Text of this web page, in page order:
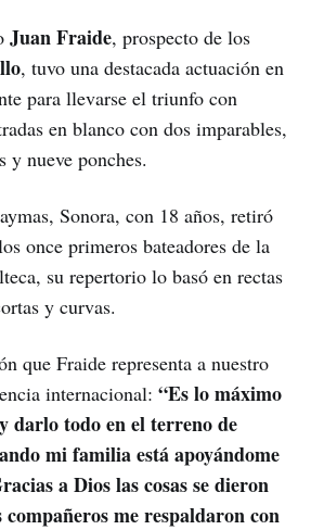
Juan Fraide, prospecto de los
, tuvo una destacada actuación en
para llevarse el triunfo con
en blanco con dos imparables,
y nueve ponches.
Sonora, con 18 años, retiró
once primeros bateadores de la
su repertorio lo basó en rectas
y curvas.
que Fraide representa a nuestro
internacional: “Es lo máximo
darlo todo en el terreno de
mi familia está apoyándome
a Dios las cosas se dieron
me respaldaron con